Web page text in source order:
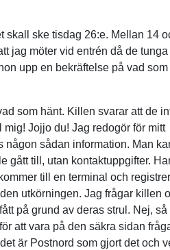
skall ske tisdag 26:e. Mellan 14
jag möter vid entrén då de tunga
upp en bekräftelse på vad som
som hänt. Killen svarar att de
Jojjo du! Jag redogör för mitt
sådan information. Man
gått till, utan kontaktuppgifter.
till en terminal och
utkörningen. Jag frågar killen
på grund av deras strul. Nej, så
att vara på den säkra sidan
är Postnord som gjort det och